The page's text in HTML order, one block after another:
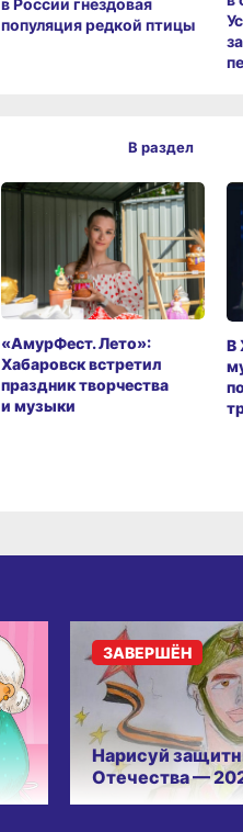
в России гнездовая
популяция редкой птицы
«АмурФест. Лето»:
Хабаровск встретил
праздник творчества
и музыки
В
В раздел
Нарисуй
Отечества —
ЗАВЕРШЁН